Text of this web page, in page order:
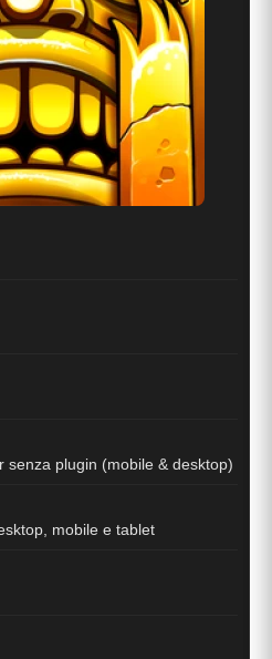
senza plugin (mobile & desktop)
mobile e tablet